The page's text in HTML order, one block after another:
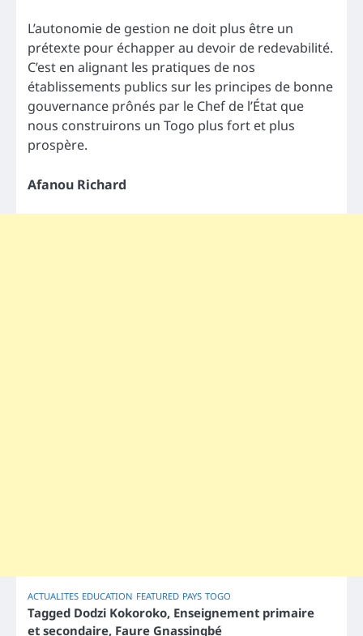
L’autonomie de gestion ne doit plus être un
prétexte pour échapper au devoir de redevabilité.
C’est en alignant les pratiques de nos
établissements publics sur les principes de bonne
gouvernance prônés par le Chef de l’État que
nous construirons un Togo plus fort et plus
prospère.
Afanou Richard
ACTUALITES EDUCATION FEATURED PAYS TOGO
Tagged Dodzi Kokoroko, Enseignement primaire
et secondaire, Faure Gnassingbé